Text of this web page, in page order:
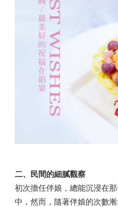
二、民間的細膩觀察
初次擔任伴娘，總能沉浸在
中，然而，隨著伴娘的次數